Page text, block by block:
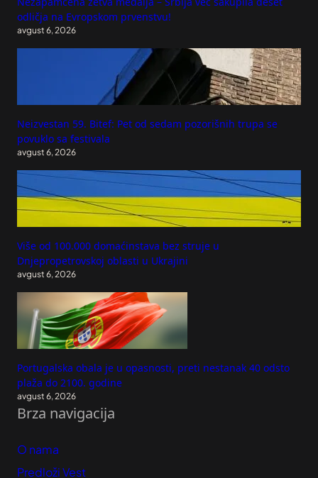
odličja na Evropskom prvenstvu!
avgust 6, 2026
Neizvestan 59. Bitef: Pet od sedam pozorišnih trupa se
povuklo sa festivala
avgust 6, 2026
Više od 100.000 domaćinstava bez struje u
Dnjepropetrovskoj oblasti u Ukrajini
avgust 6, 2026
Portugalska obala je u opasnosti, preti nestanak 40 odsto
plaža do 2100. godine
avgust 6, 2026
Brza navigacija
O nama
Predloži Vest